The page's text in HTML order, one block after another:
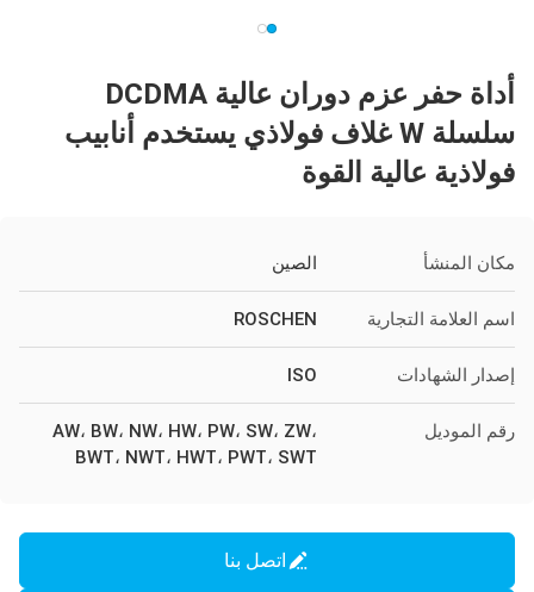
أداة حفر عزم دوران عالية DCDMA
سلسلة W غلاف فولاذي يستخدم أنابيب
فولاذية عالية القوة
مكان المنشأ الصين
اسم العلامة التجارية ROSCHEN
إصدار الشهادات ISO
رقم الموديل
AW، BW، NW، HW، PW، SW، ZW،
BWT، NWT، HWT، PWT، SWT
اتصل بنا